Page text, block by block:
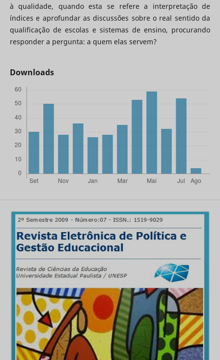
à qualidade, quando esta se refere a interpretação de
índices e aprofundar as discussões sobre o real sentido da
qualificação de escolas e sistemas de ensino, procurando
responder a pergunta: a quem elas servem?
Downloads